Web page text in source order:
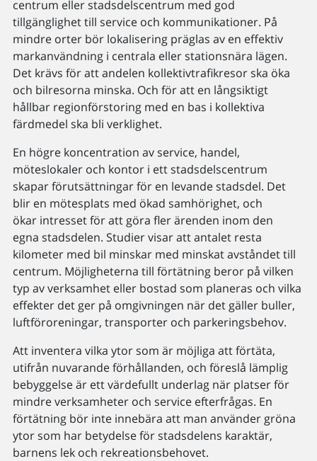
centrum eller stadsdelscentrum med god
tillgänglighet till service och kommunikationer. På
mindre orter bör lokalisering präglas av en effektiv
markanvändning i centrala eller stationsnära lägen.
Det krävs för att andelen kollektivtrafikresor ska öka
och bilresorna minska. Och för att en långsiktigt
hållbar regionförstoring med en bas i kollektiva
färdmedel ska bli verklighet.
En högre koncentration av service, handel,
möteslokaler och kontor i ett stadsdelscentrum
skapar förutsättningar för en levande stadsdel. Det
blir en mötesplats med ökad samhörighet, och
ökar intresset för att göra fler ärenden inom den
egna stadsdelen. Studier visar att antalet resta
kilometer med bil minskar med minskat avståndet till
centrum. Möjligheterna till förtätning beror på vilken
typ av verksamhet eller bostad som planeras och vilka
effekter det ger på omgivningen när det gäller buller,
luftföroreningar, transporter och parkeringsbehov.
Att inventera vilka ytor som är möjliga att förtäta,
utifrån nuvarande förhållanden, och föreslå lämplig
bebyggelse är ett värdefullt underlag när platser för
mindre verksamheter och service efterfrågas. En
förtätning bör inte innebära att man använder gröna
ytor som har betydelse för stadsdelens karaktär,
barnens lek och rekreationsbehovet.